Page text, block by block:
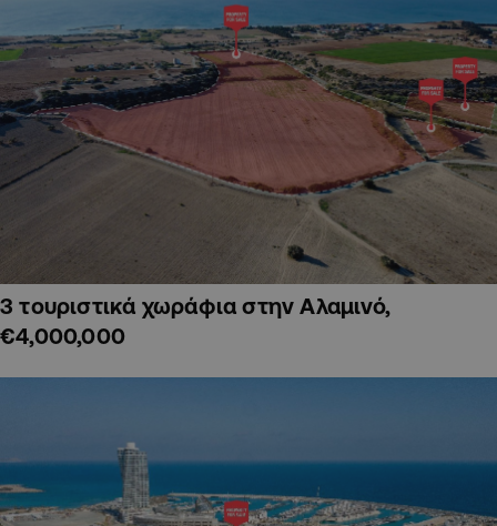
3 τουριστικά χωράφια στην Αλαμινό,
€4,000,000